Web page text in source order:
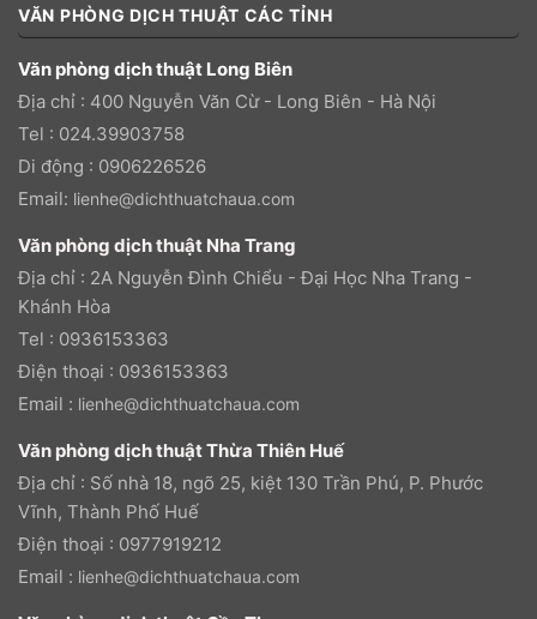
VĂN PHÒNG DỊCH THUẬT CÁC TỈNH
Văn phòng dịch thuật Long Biên
Địa chỉ : 400 Nguyễn Văn Cừ - Long Biên - Hà Nội
Tel : 024.39903758
Di động : 0906226526
Email: lienhe@dichthuatchaua.com
Văn phòng dịch thuật Nha Trang
Địa chỉ : 2A Nguyễn Đình Chiểu - Đại Học Nha Trang -
Khánh Hòa
Tel : 0936153363
Điện thoại : 0936153363
Email : lienhe@dichthuatchaua.com
Văn phòng dịch thuật Thừa Thiên Huế
Địa chỉ : Số nhà 18, ngõ 25, kiệt 130 Trần Phú, P. Phước
Vĩnh, Thành Phố Huế
Điện thoại : 0977919212
Email : lienhe@dichthuatchaua.com